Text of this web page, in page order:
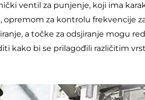
ventil za punjenje, koji ima
opremom za kontrolu frekvencije
a točke za odsjiranje mogu
kako bi se prilagođili različitim